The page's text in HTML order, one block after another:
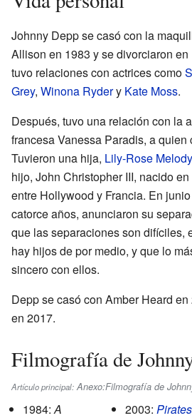
Johnny Depp se casó con la
Allison en 1983 y se divorciaron
tuvo relaciones con actrices como
Grey, Winona Rydery Kate Moss.
Después, tuvo una relación con la
francesa Vanessa Paradis, a quien
Tuvieron una hija, Lily-Rose Melody
hijo, John Christopher III, nacido
entre Hollywood y Francia. En
catorce años, anunciaron su
que las separaciones son difíciles,
hay hijos de por medio, y que lo
sincero con ellos.
Depp se casó con Amber Heard
en 2017.
Filmografía de
Artículo principal: Anexo:Filmografía de
1984:A
2003: